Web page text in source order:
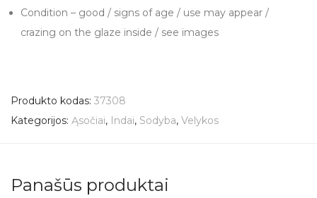
Condition – good / signs of age / use may appear /
crazing on the glaze inside / see images
Produkto kodas: 37308
Kategorijos: Ąsočiai, Indai, Sodyba, Velykos
Panašūs produktai